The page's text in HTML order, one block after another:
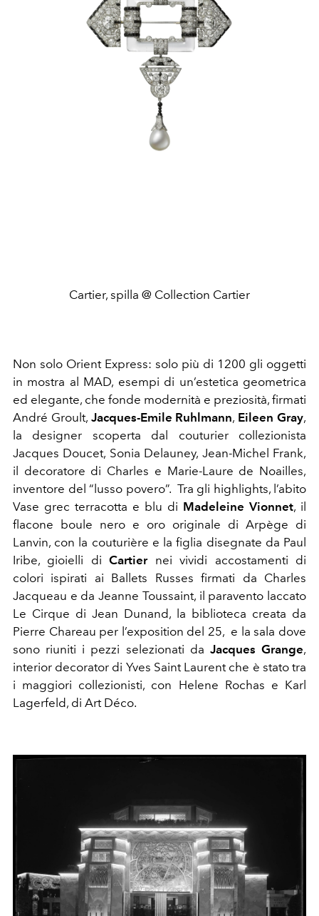
Cartier, spilla @ Collection Cartier
Non solo Orient Express: solo più di 1200 gli oggetti
in mostra al MAD, esempi di un’estetica geometrica
ed elegante, che fonde modernità e preziosità, firmati
André Groult, Jacques-Emile Ruhlmann, Eileen Gray,
la designer scoperta dal couturier collezionista
Jacques Doucet, Sonia Delauney, Jean-Michel Frank,
il decoratore di Charles e Marie-Laure de Noailles,
inventore del “lusso povero”. Tra gli highlights, l’abito
Vase grec terracotta e blu di Madeleine Vionnet, il
flacone boule nero e oro originale di Arpège di
Lanvin, con la couturière e la figlia disegnate da Paul
Iribe, gioielli diCartiernei vividi accostamenti di
colori ispirati ai Ballets Russes firmati da Charles
Jacqueau e da Jeanne Toussaint, il paravento laccato
Le Cirque di Jean Dunand, la biblioteca creata da
Pierre Chareau per l’exposition del 25, e la sala dove
sono riuniti i pezzi selezionati da Jacques Grange,
interior decorator di Yves Saint Laurent che è stato tra
i maggiori collezionisti, con Helene Rochas e Karl
Lagerfeld, di Art Déco.